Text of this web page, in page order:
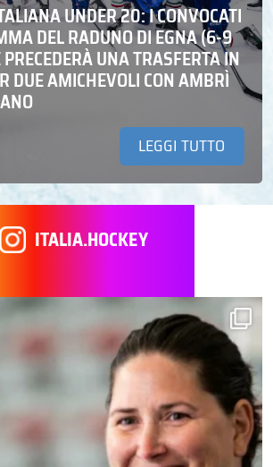
UNDER 20: I CONVOCATI
DEL RADUNO DI EGNA (6-9
UNA TRASFERTA IN
DUE AMICHEVOLI CON AMBRÌ
LEGGI TUTTO
ITALIA.HOCKEY